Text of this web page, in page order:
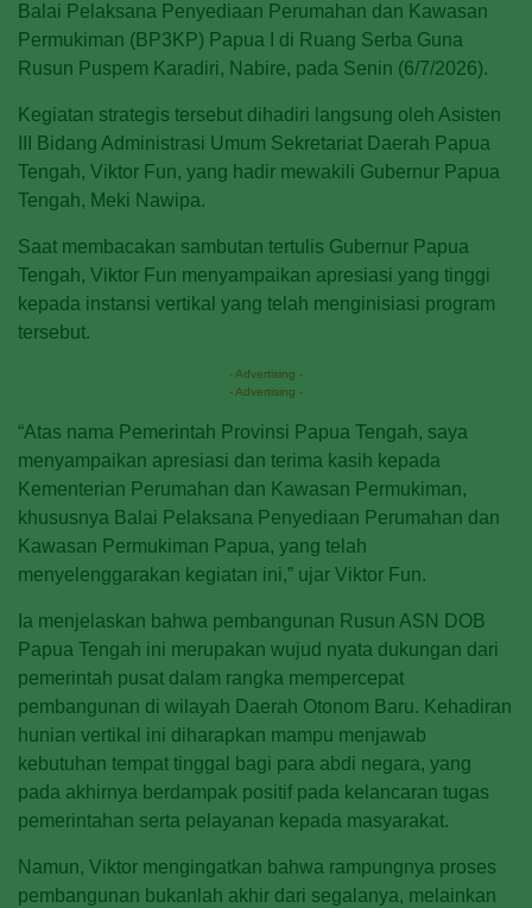
Balai Pelaksana Penyediaan Perumahan dan Kawasan
Permukiman (BP3KP) Papua I di Ruang Serba Guna
Rusun Puspem Karadiri, Nabire, pada Senin (6/7/2026).
Kegiatan strategis tersebut dihadiri langsung oleh Asisten
III Bidang Administrasi Umum Sekretariat Daerah Papua
Tengah, Viktor Fun, yang hadir mewakili Gubernur Papua
Tengah, Meki Nawipa.
Saat membacakan sambutan tertulis Gubernur Papua
Tengah, Viktor Fun menyampaikan apresiasi yang tinggi
kepada instansi vertikal yang telah menginisiasi program
tersebut.
- Advertising -
- Advertising -
“Atas nama Pemerintah Provinsi Papua Tengah, saya
menyampaikan apresiasi dan terima kasih kepada
Kementerian Perumahan dan Kawasan Permukiman,
khususnya Balai Pelaksana Penyediaan Perumahan dan
Kawasan Permukiman Papua, yang telah
menyelenggarakan kegiatan ini,” ujar Viktor Fun.
Ia menjelaskan bahwa pembangunan Rusun ASN DOB
Papua Tengah ini merupakan wujud nyata dukungan dari
pemerintah pusat dalam rangka mempercepat
pembangunan di wilayah Daerah Otonom Baru. Kehadiran
hunian vertikal ini diharapkan mampu menjawab
kebutuhan tempat tinggal bagi para abdi negara, yang
pada akhirnya berdampak positif pada kelancaran tugas
pemerintahan serta pelayanan kepada masyarakat.
Namun, Viktor mengingatkan bahwa rampungnya proses
pembangunan bukanlah akhir dari segalanya, melainkan